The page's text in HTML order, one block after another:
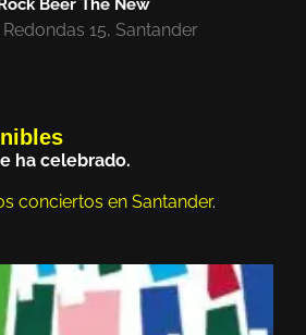
Beer The New
Redondas 15, Santander
ha celebrado.
conciertos en Santander.